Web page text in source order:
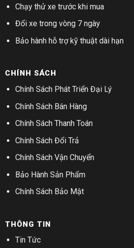
Chạy thử xe trước khi mua
Đổi xe trong vòng 7 ngày
Bảo hành hỗ trợ kỹ thuật dài hạn
CHÍNH SÁCH
Chính Sách Phát Triển Đại Lý
Chính Sách Bán Hàng
Chính Sách Thanh Toán
Chính Sách Đổi Trả
Chính Sách Vận Chuyển
Bảo Hành Sản Phẩm
Chính Sách Bảo Mật
THÔNG TIN
Tin Tức